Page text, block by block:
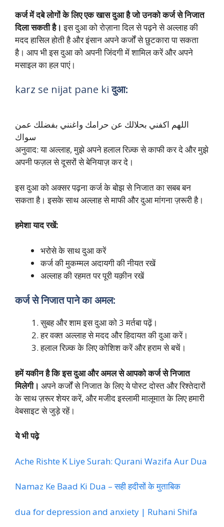
कर्ज में दबे लोगों के लिए एक खास दुआ है जो उनको कर्ज से निजात
दिला सकती है। इस दुआ को रोज़ाना दिल से पढ़ने से अल्लाह की
मदद हासिल होती है और इंसान अपने कर्जों से छुटकारा पा सकता
है। आप भी इस दुआ को अपनी जिंदगी में शामिल करें और अपने
मसाइल का हल पाएं।
karz se nijat pane kiदुआ:
اللهم اكفني بحلالك عن حرامك واغنني بفضلك عمن
سواك
अनुवाद: या अल्लाह, मुझे अपने हलाल रिज़्क से काफी कर दे और मुझे
अपनी फज़ल से दूसरों से बेनियाज़ कर दे।
इस दुआ को अक्सर पढ़ना कर्ज के बोझ से निजात का सबब बन
सकता है। इसके साथ अल्लाह से माफी और दुआ मांगना ज़रूरी है।
हमेशा याद रखें:
भरोसे के साथ दुआ करें
कर्ज की मुकम्मल अदायगी की नीयत रखें
अल्लाह की रहमत पर पूरी यक़ीन रखें
कर्ज से निजात पाने का अमल:
सुबह और शाम इस दुआ को 3 मर्तबा पढ़ें।
हर वक्त अल्लाह से मदद और हिदायत की दुआ करें।
हलाल रिज़्क के लिए कोशिश करें और हराम से बचें।
हमें यकीन है कि इस दुआ और अमल से आपको कर्ज से निजात
मिलेगी। अपने कर्जों से निजात के लिए ये पोस्ट दोस्त और रिश्तेदारों
के साथ ज़रूर शेयर करें, और मजीद इस्लामी मालूमात के लिए हमारी
वेबसाइट से जुड़े रहें।
ये भी पढ़े
Ache Rishte K Liye Surah: Qurani Wazifa Aur Dua
Namaz Ke Baad Ki Dua – सही हदीसों के मुताबिक
dua for depression and anxiety | Ruhani Shifa